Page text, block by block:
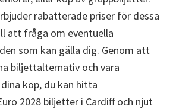
rabatterade priser för dessa
att fråga om eventuella
som kan gälla dig. Genom att
biljettalternativ och vara
köp, du kan hitta
2028 biljetter i Cardiff och njut